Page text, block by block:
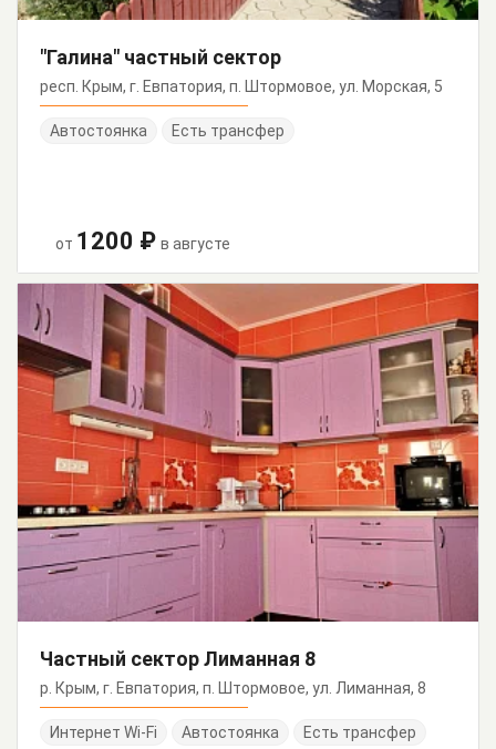
"Галина" частный сектор
респ. Крым, г. Евпатория, п. Штормовое, ул. Морская, 5
Автостоянка Есть трансфер
от 1200 ₽ в августе
Частный сектор Лиманная 8
р. Крым, г. Евпатория, п. Штормовое, ул. Лиманная, 8
Интернет Wi-Fi Автостоянка Есть трансфер